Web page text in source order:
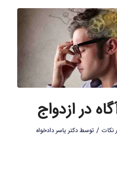
در ازدواج
نکات / توسطدکتر یاسر دادخواه